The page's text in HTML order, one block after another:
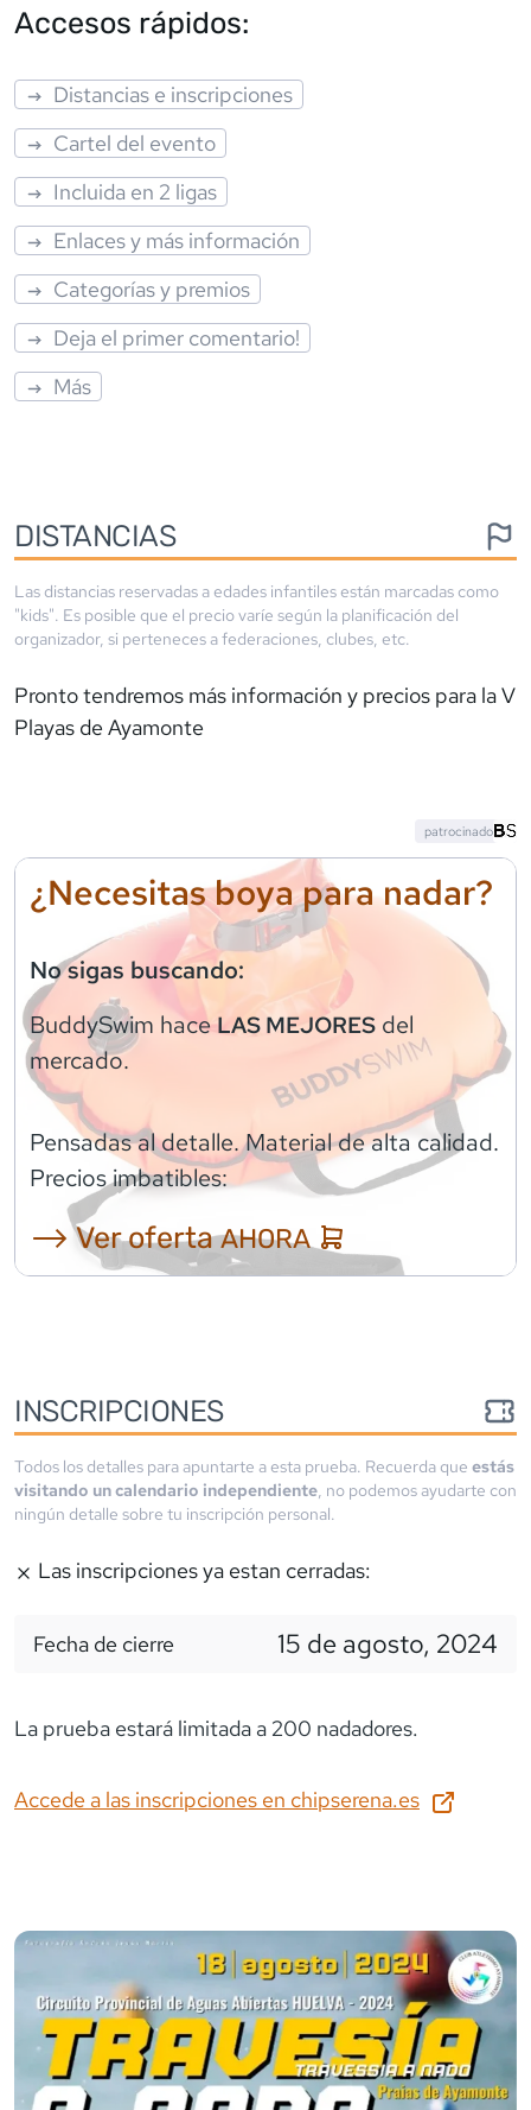
Accesos rápidos:
Distancias e inscripciones
Cartel del evento
Incluida en 2 ligas
Enlaces y más información
Categorías y premios
Deja el primer comentario!
Más
DISTANCIAS
Las distancias reservadas a edades infantiles están marcadas como
"kids". Es posible que el precio varíe según la planificación del
organizador, si perteneces a federaciones, clubes, etc.
Pronto tendremos más información y precios para laV
Playas de Ayamonte
¿Necesitas boya para nadar?
No sigas buscando:
BuddySwim haceLAS MEJORES del
mercado.
Pensadas al detalle. Material de alta calidad.
Precios imbatibles:
⟶ Ver ofertaAHORA
patrocinado
INSCRIPCIONES
Todos los detalles para apuntarte a esta prueba. Recuerda que estás
visitando un calendario independiente, no podemos ayudarte con
ningún detalle sobre tu inscripción personal.
Las inscripciones ya estan cerradas:
Fecha de cierre 15 de agosto, 2024
La prueba estará limitada a 200 nadadores.
Accede a las inscripciones en chipserena.es